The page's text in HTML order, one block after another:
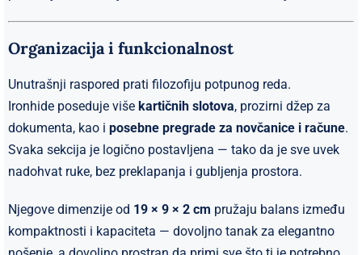
Organizacija i funkcionalnost
Unutrašnji raspored prati filozofiju potpunog reda.
Ironhide poseduje više kartičnih slotova, prozirni džep za
dokumenta, kao i posebne pregrade za novčanice i račune.
Svaka sekcija je logično postavljena — tako da je sve uvek
nadohvat ruke, bez preklapanja i gubljenja prostora.
Njegove dimenzije od 19 × 9 × 2 cm pružaju balans između
kompaktnosti i kapaciteta — dovoljno tanak za elegantno